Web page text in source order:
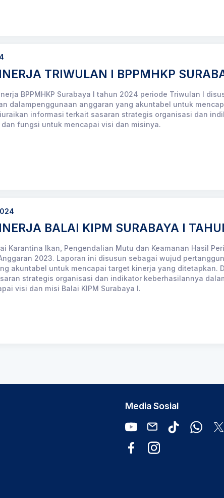
TRIWULAN I BPPMHKP
BPPMHKP Surabaya I tahun 2024 periode Triwulan I
dalampenggunaan anggaran yang akuntabel untuk
informasi terkait sasaran strategis organisasi dan
fungsi untuk mencapai visi dan misinya.
BALAI KIPM SURABAYA I
Karantina Ikan, Pengendalian Mutu dan Keamanan Hasil
2023. Laporan ini disusun sebagai wujud
akuntabel untuk mencapai target kinerja yang ditetapkan.
strategis organisasi dan indikator keberhasilannya
visi dan misi Balai KIPM Surabaya I.
Media Sosial